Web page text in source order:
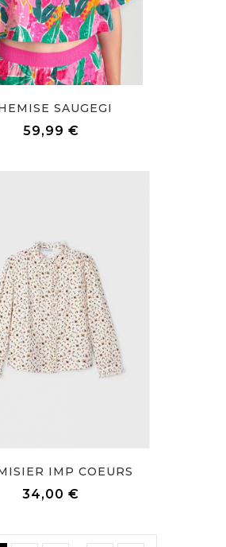
SAUGEGI
59,99 €Prix
IMP COEURS
34,00 €